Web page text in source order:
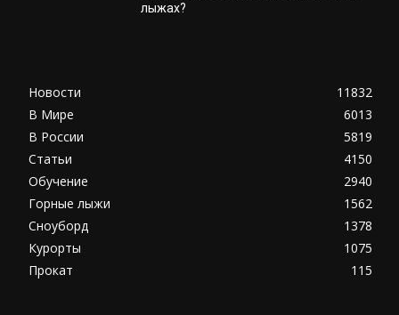
лыжах?
Новости
11832
В Мире
6013
В России
5819
Статьи
4150
Обучение
2940
Горные лыжи
1562
Сноуборд
1378
Курорты
1075
Прокат
115